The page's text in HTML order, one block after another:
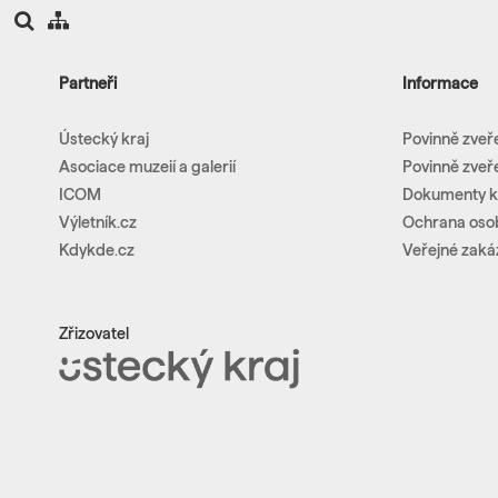
Partneři
Ústecký kraj
Asociace muzeií a galerií
ICOM
Výletník.cz
Kdykde.cz
Zřizovatel
Informace
Povinně
Povinně
Dokumenty
Ochrana
Veřejné